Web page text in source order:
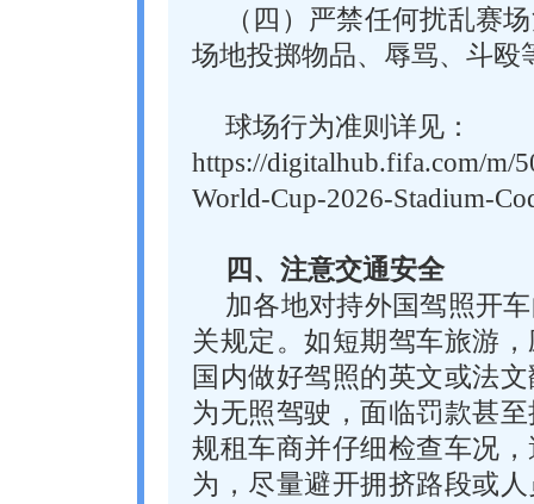
（四）严禁任何扰乱赛
场地投掷物品、辱骂、斗殴
球场行为准则详见：
https://digitalhub.fifa.com/m/
World-Cup-2026-Stadium-
四、注意交通安全
加各地对持外国驾照开
关规定。如短期驾车旅游
国内做好驾照的英文或法
为无照驾驶，面临罚款甚
规租车商并仔细检查车况
为，尽量避开拥挤路段或